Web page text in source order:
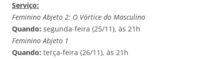
Serviço:
Feminino Abjeto 2: O Vórtice do Masculino
Quando: segunda-feira (25/11), às 21h
Feminino Abjeto 1
Quando: terça-feira (26/11), às 21h